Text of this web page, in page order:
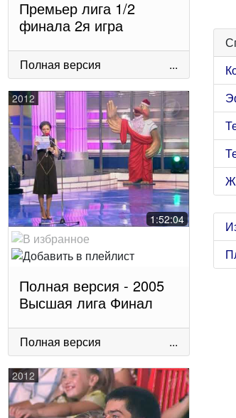
Премьер лига 1/2
финала 2я игра
Полная версия ...
2012
1:52:04
Полная версия - 2005
Высшая лига Финал
Полная версия ...
2012